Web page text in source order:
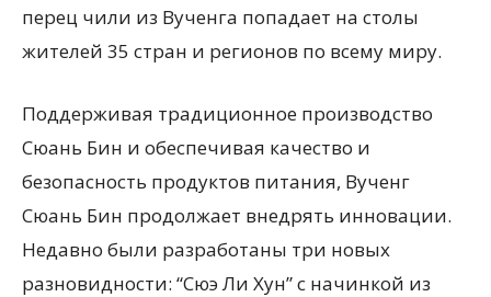
перец чили из Вученга попадает на столы
жителей 35 стран и регионов по всему миру.
Поддерживая традиционное производство
Сюань Бин и обеспечивая качество и
безопасность продуктов питания, Вученг
Сюань Бин продолжает внедрять инновации.
Недавно были разработаны три новых
разновидности: “Сюэ Ли Хун” с начинкой из